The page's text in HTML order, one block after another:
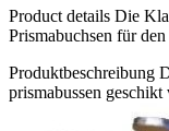
Product details Die
Prismabuchsen für
Produktbeschreibung
prismabussen